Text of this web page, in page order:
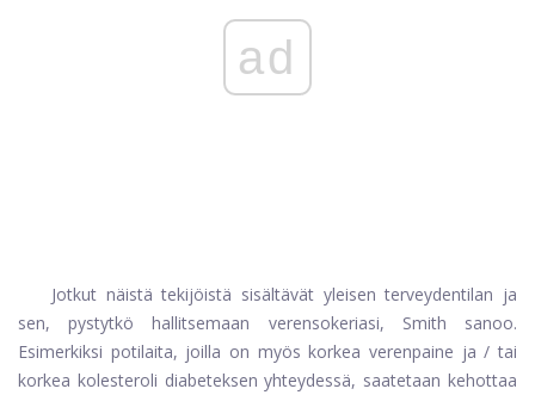
ad
Jotkut näistä tekijöistä sisältävät yleisen terveydentilan ja
sen, pystytkö hallitsemaan verensokeriasi, Smith sanoo.
Esimerkiksi potilaita, joilla on myös korkea verenpaine ja / tai
korkea kolesteroli diabeteksen yhteydessä, saatetaan kehottaa